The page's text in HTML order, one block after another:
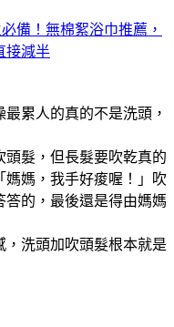
備！無棉絮浴巾推薦，
接減半
累人的真的不是洗頭，
頭髮，但長髮要吹乾真的
媽媽，我手好痠喔！」吹
答的，最後還是得由媽媽
洗頭加吹頭髮根本就是